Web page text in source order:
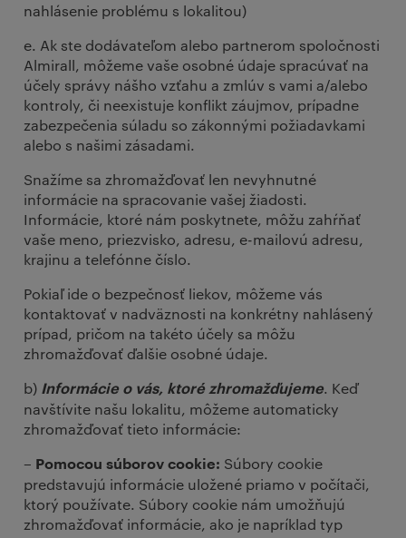
nahlásenie problému s lokalitou)
e. Ak ste dodávateľom alebo partnerom spoločnosti
Almirall, môžeme vaše osobné údaje spracúvať na
účely správy nášho vzťahu a zmlúv s vami a/alebo
kontroly, či neexistuje konflikt záujmov, prípadne
zabezpečenia súladu so zákonnými požiadavkami
alebo s našimi zásadami.
Snažíme sa zhromažďovať len nevyhnutné
informácie na spracovanie vašej žiadosti.
Informácie, ktoré nám poskytnete, môžu zahŕňať
vaše meno, priezvisko, adresu, e-mailovú adresu,
krajinu a telefónne číslo.
Pokiaľ ide o bezpečnosť liekov, môžeme vás
kontaktovať v nadväznosti na konkrétny nahlásený
prípad, pričom na takéto účely sa môžu
zhromažďovať ďalšie osobné údaje.
b) Informácie o vás, ktoré zhromažďujeme. Keď
navštívite našu lokalitu, môžeme automaticky
zhromažďovať tieto informácie:
– Pomocou súborov cookie: Súbory cookie
predstavujú informácie uložené priamo v počítači,
ktorý používate. Súbory cookie nám umožňujú
zhromažďovať informácie, ako je napríklad typ